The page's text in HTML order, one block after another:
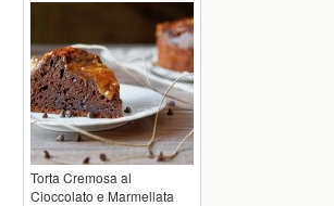
Torta Cremosa al
Cioccolato e Marmellata